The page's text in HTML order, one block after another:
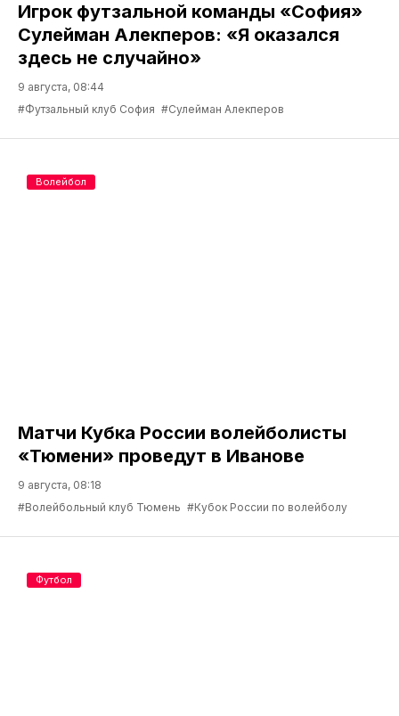
Игрок футзальной команды «София»
Сулейман Алекперов: «Я оказался
здесь не случайно»
9 августа, 08:44
#Футзальный клуб София #Сулейман Алекперов
Матчи Кубка России волейболисты
«Тюмени» проведут в Иванове
9 августа, 08:18
#Волейбольный клуб Тюмень #Кубок России по волейболу
Волейбол
Футбол